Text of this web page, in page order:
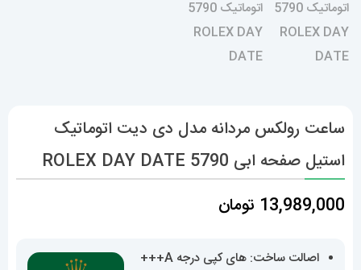
ساعت رولکس مردانه مدل دی دیت اتوماتیک
استیل صفحه ابی 5790 ROLEX DAY DATE
13,989,000 تومان
اصالت ساخت: های کپی درجه A+++